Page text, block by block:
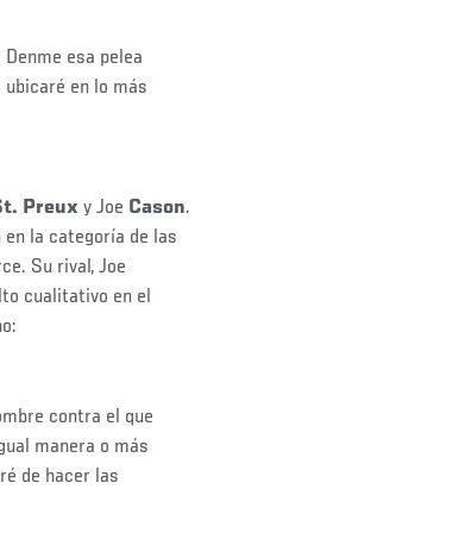
Denme esa pelea
en lo más
Preux y Joe Cason.
la categoría de las
Su rival, Joe
cualitativo en el
contra el que
manera o más
de hacer las